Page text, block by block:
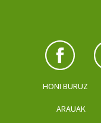
HONI BURUZ
ARAUAK